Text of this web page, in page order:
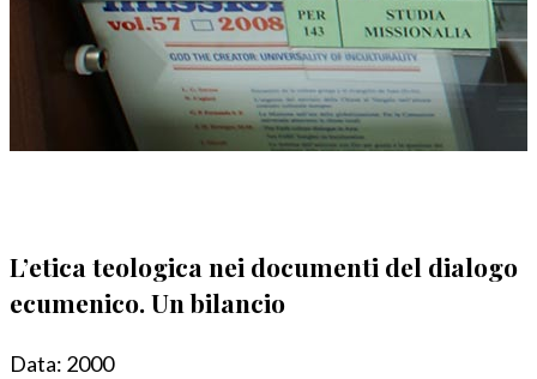
L’etica teologica nei documenti del dialogo
ecumenico. Un bilancio
Data: 2000